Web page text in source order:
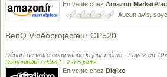
En vente chez Amazon
Aucun avis,
BenQ Vidéoprojecteur GP520
Départ de votre commande le jour même - Payez en
Disponibilité / délai * : 2 à 5 jours
En vente chez Digixo